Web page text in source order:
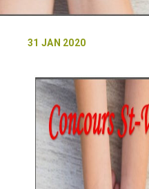
31 JAN 2020